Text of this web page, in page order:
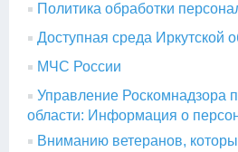
Политика обработки
Доступная среда Иркутской
МЧС России
Управление Роскомнадзора
области: Информация о
Вниманию ветеранов,